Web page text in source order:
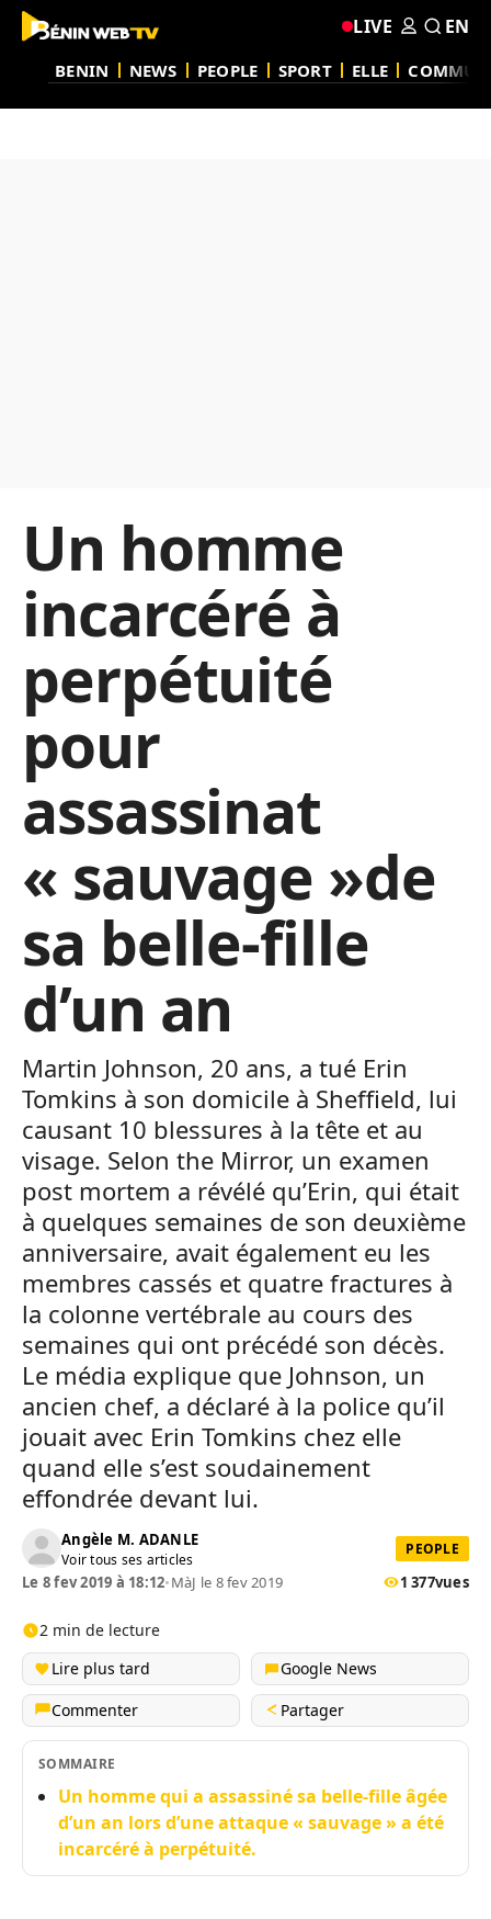
BENIN NEWS PEOPLE SPORT ELLE
LIVE EN
Un homme
incarcéré à
perpétuité
pour
assassinat
« sauvage »de
sa belle-fille
d’un an
Martin Johnson, 20 ans, a tué Erin
Tomkins à son domicile à Sheffield, lui
causant 10 blessures à la tête et au
visage. Selon the Mirror, un examen
post mortem a révélé qu’Erin, qui était
à quelques semaines de son deuxième
anniversaire, avait également eu les
membres cassés et quatre fractures à
la colonne vertébrale au cours des
semaines qui ont précédé son décès.
Le média explique que Johnson, un
ancien chef, a déclaré à la police qu’il
jouait avec Erin Tomkins chez elle
quand elle s’est soudainement
effondrée devant lui.
Angèle M. ADANLE
Voir tous ses articles
PEOPLE
Le 8 fev 2019 à 18:12•MàJ le 8 fev 2019 1 377vues
2 min de lecture
Lire plus tard
Google News
Commenter
Partager
SOMMAIRE
Un homme qui a assassiné sa belle-fille âgée
d’un an lors d’une attaque « sauvage » a été
incarcéré à perpétuité.